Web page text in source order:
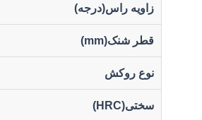
زاویه راس(درجه)
قطر شنک(mm)
نوع روکش
سختی(HRC)